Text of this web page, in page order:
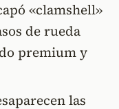
«clamshell»
de rueda
premium y
las